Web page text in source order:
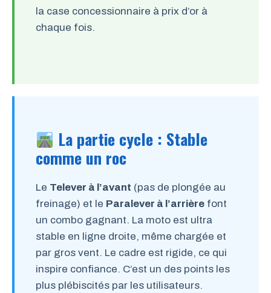
la case concessionnaire à prix d’or à
chaque fois.
La partie cycle : Stable
comme un roc
Le Telever à l’avant (pas de plongée au
freinage) et le Paralever à l’arrière font
un combo gagnant. La moto est ultra
stable en ligne droite, même chargée et
par gros vent. Le cadre est rigide, ce qui
inspire confiance. C’est un des points les
plus plébiscités par les utilisateurs.